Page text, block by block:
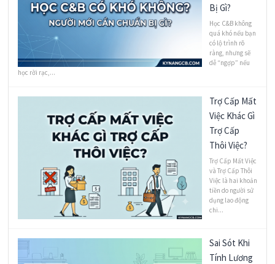
Bị Gì?
Học C&B không
quá khó nếu bạn
có lộ trình rõ
ràng, nhưng sẽ
dễ “ngợp” nếu
học rời rạc,...
Trợ Cấp Mất
Việc Khác Gì
Trợ Cấp
Thôi Việc?
Trợ Cấp Mất Việc
và Trợ Cấp Thôi
Việc là hai khoản
tiền do người sử
dụng lao động
chi...
Sai Sót Khi
Tính Lương